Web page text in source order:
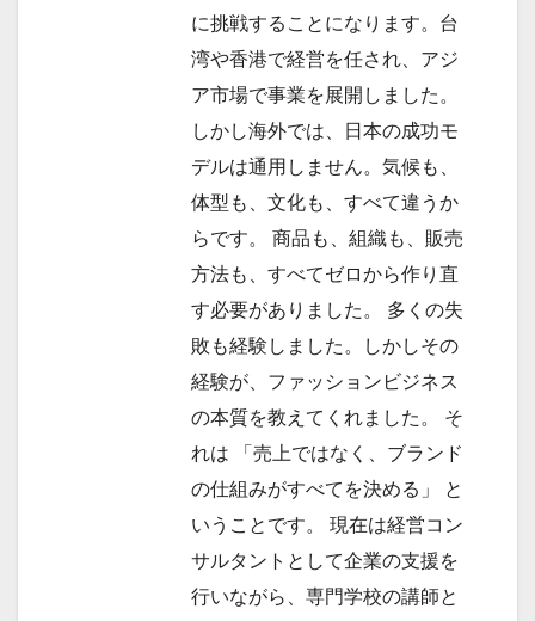
に挑戦することになります。台
湾や香港で経営を任され、アジ
ア市場で事業を展開しました。
しかし海外では、日本の成功モ
デルは通用しません。気候も、
体型も、文化も、すべて違うか
らです。 商品も、組織も、販売
方法も、すべてゼロから作り直
す必要がありました。 多くの失
敗も経験しました。しかしその
経験が、ファッションビジネス
の本質を教えてくれました。 そ
れは 「売上ではなく、ブランド
の仕組みがすべてを決める」 と
いうことです。 現在は経営コン
サルタントとして企業の支援を
行いながら、専門学校の講師と